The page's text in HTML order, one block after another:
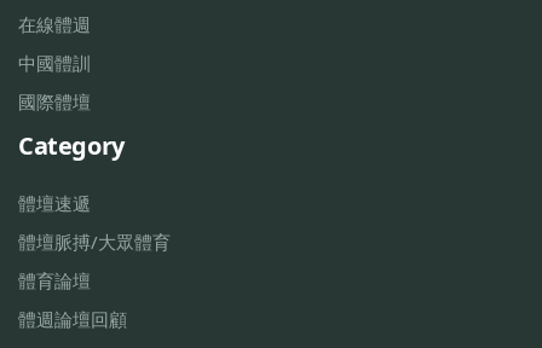
在線體週
中國體訓
國際體壇
Category
體壇速遞
體壇脈搏/大眾體育
體育論壇
體週論壇回顧